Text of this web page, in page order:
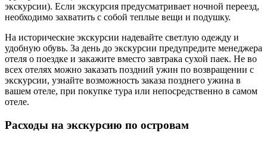
экскурсии). Если экскурсия предусматривает ночной переезд,
необходимо захватить с собой теплые вещи и подушку.
На исторические экскурсии надевайте светлую одежду и
удобную обувь. За день до экскурсии предупредите менеджера
отеля о поездке и закажите вместо завтрака сухой паек. Не во
всех отелях можно заказать поздний ужин по возвращении с
экскурсии, узнайте возможность заказа позднего ужина в
вашем отеле, при покупке тура или непосредственно в самом
отеле.
Расходы на экскурсию по островам